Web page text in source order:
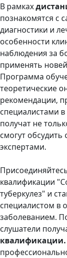
В рамках
познакомятся с
диагностики и
особенности
наблюдения за
применять
Программа
теоретические
рекомендации,
специалистами
получат не
смогут обсудить
экспертами.
квалификации
туберкулез" и
специалистом в
заболеванием.
слушатели
квалификации.